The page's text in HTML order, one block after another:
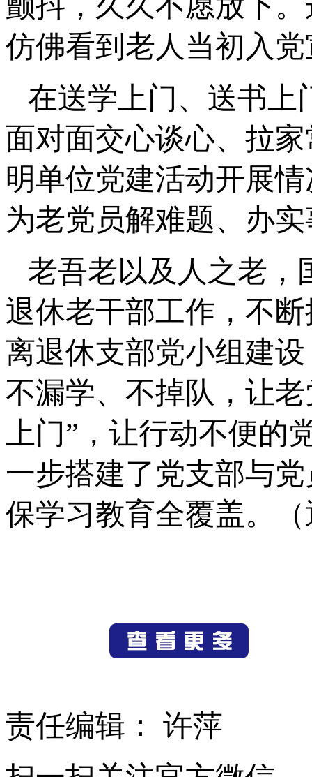
仿佛看到老人当初入
在送学上门、送书上
面对面交心谈心、拉
明单位党建活动开展
为老党员解难题、办
老吾老以及人之老，
退休老干部工作，不
离退休支部党小组建
不漏学、不掉队，让
上门”，让行动不便
一步搭建了党支部与
保学习教育全覆盖。
责任编辑： 许萍